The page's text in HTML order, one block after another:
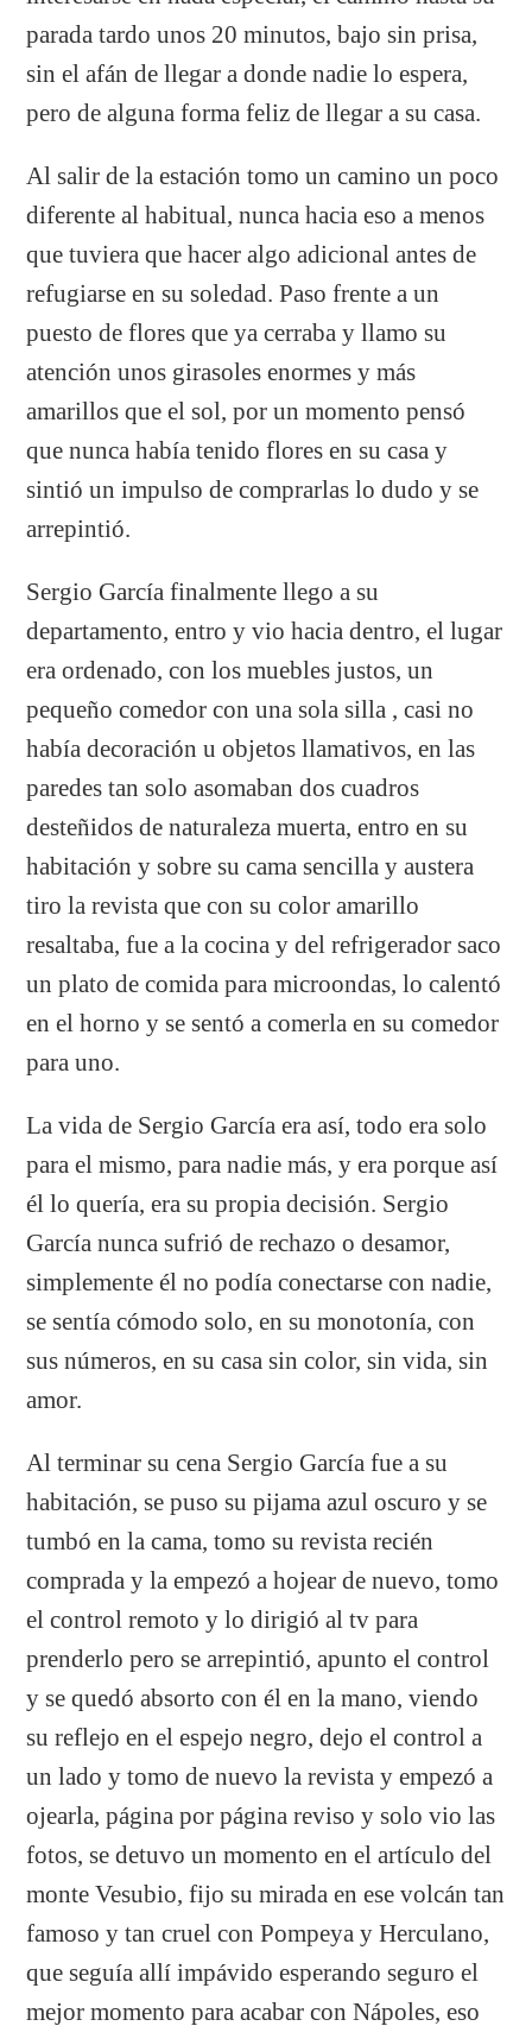
parada tardo unos 20 minutos, bajo sin prisa,
sin el afán de llegar a donde nadie lo espera,
pero de alguna forma feliz de llegar a su casa.
Al salir de la estación tomo un camino un poco
diferente al habitual, nunca hacia eso a menos
que tuviera que hacer algo adicional antes de
refugiarse en su soledad. Paso frente a un
puesto de flores que ya cerraba y llamo su
atención unos girasoles enormes y más
amarillos que el sol, por un momento pensó
que nunca había tenido flores en su casa y
sintió un impulso de comprarlas lo dudo y se
arrepintió.
Sergio García finalmente llego a su
departamento, entro y vio hacia dentro, el lugar
era ordenado, con los muebles justos, un
pequeño comedor con una sola silla , casi no
había decoración u objetos llamativos, en las
paredes tan solo asomaban dos cuadros
desteñidos de naturaleza muerta, entro en su
habitación y sobre su cama sencilla y austera
tiro la revista que con su color amarillo
resaltaba, fue a la cocina y del refrigerador saco
un plato de comida para microondas, lo calentó
en el horno y se sentó a comerla en su comedor
para uno.
La vida de Sergio García era así, todo era solo
para el mismo, para nadie más, y era porque así
él lo quería, era su propia decisión. Sergio
García nunca sufrió de rechazo o desamor,
simplemente él no podía conectarse con nadie,
se sentía cómodo solo, en su monotonía, con
sus números, en su casa sin color, sin vida, sin
amor.
Al terminar su cena Sergio García fue a su
habitación, se puso su pijama azul oscuro y se
tumbó en la cama, tomo su revista recién
comprada y la empezó a hojear de nuevo, tomo
el control remoto y lo dirigió al tv para
prenderlo pero se arrepintió, apunto el control
y se quedó absorto con él en la mano, viendo
su reflejo en el espejo negro, dejo el control a
un lado y tomo de nuevo la revista y empezó a
ojearla, página por página reviso y solo vio las
fotos, se detuvo un momento en el artículo del
monte Vesubio, fijo su mirada en ese volcán tan
famoso y tan cruel con Pompeya y Herculano,
que seguía allí impávido esperando seguro el
mejor momento para acabar con Nápoles, eso